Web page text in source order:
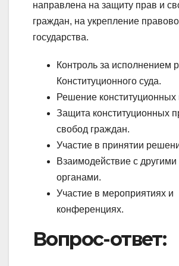
направлена на защиту прав и
граждан, на укрепление
государства.
Контроль за исполнением
Конституционного суда.
Решение конституционных
Защита конституционных
свобод граждан.
Участие в принятии
Взаимодействие с
органами.
Участие в мероприятиях и
конференциях.
Вопрос-ответ: